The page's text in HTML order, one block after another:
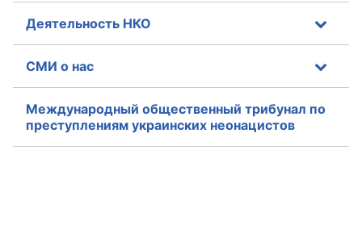
Деятельность НКО
СМИ о нас
Международный общественный трибунал по
преступлениям украинских неонацистов